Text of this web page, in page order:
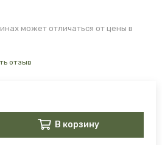
может отличаться от цены в
отзыв
В корзину